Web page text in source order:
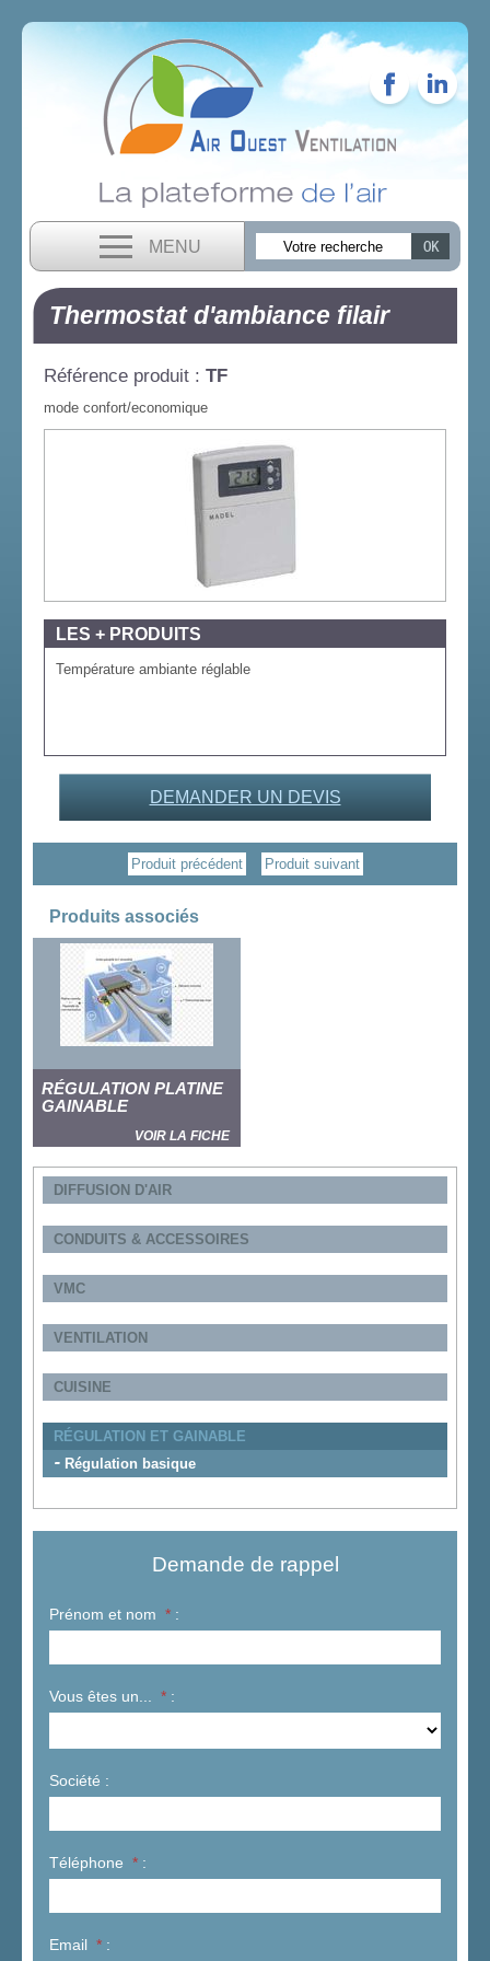
MENU
Thermostat d'ambiance filair
Référence produit : TF
mode confort/economique
LES + PRODUITS
Température ambiante réglable
DEMANDER UN DEVIS
Produit précédent Produit suivant
Produits associés
RÉGULATION PLATINE
GAINABLE
VOIR LA FICHE
DIFFUSION D'AIR
CONDUITS & ACCESSOIRES
VMC
VENTILATION
CUISINE
RÉGULATION ET GAINABLE
Régulation basique
Demande de rappel
Prénom et nom * :
Vous êtes un... * :
Société :
Téléphone * :
Email * :